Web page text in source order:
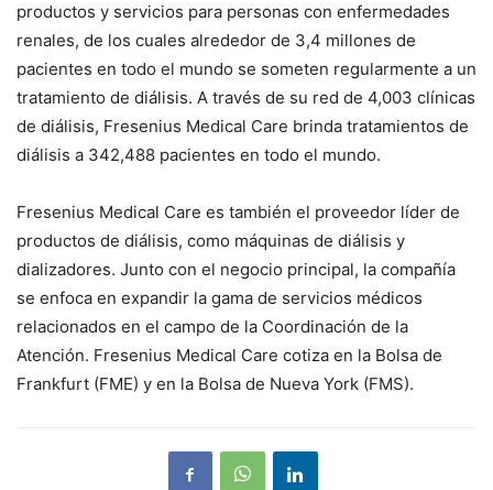
productos y servicios para personas con enfermedades
renales, de los cuales alrededor de 3,4 millones de
pacientes en todo el mundo se someten regularmente a un
tratamiento de diálisis. A través de su red de 4,003 clínicas
de diálisis, Fresenius Medical Care brinda tratamientos de
diálisis a 342,488 pacientes en todo el mundo.
Fresenius Medical Care es también el proveedor líder de
productos de diálisis, como máquinas de diálisis y
dializadores. Junto con el negocio principal, la compañía
se enfoca en expandir la gama de servicios médicos
relacionados en el campo de la Coordinación de la
Atención. Fresenius Medical Care cotiza en la Bolsa de
Frankfurt (FME) y en la Bolsa de Nueva York (FMS).